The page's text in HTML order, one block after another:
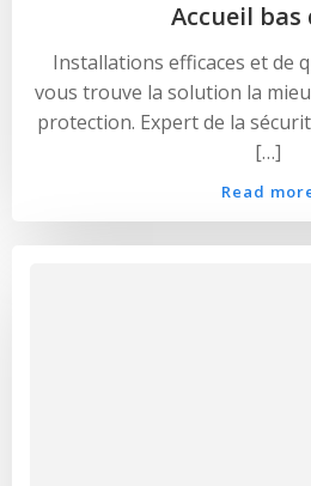
Accueil
Installations efficaces et de
vous trouve la solution la
protection. Expert de la
[…]
Read